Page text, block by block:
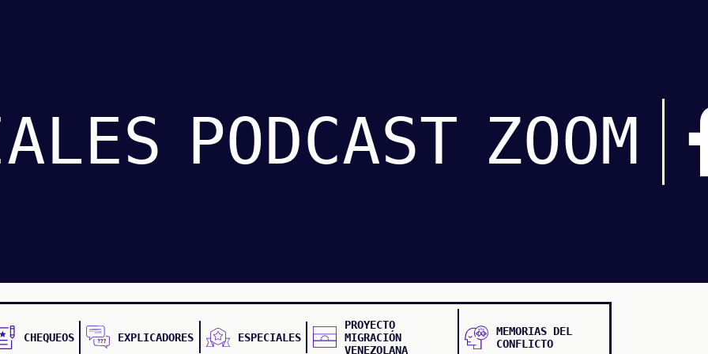
PODCAST ZOOM
CHEQUEOS EXPLICADORES ESPECIALES
PROYECTO
MIGRACIÓN
VENEZOLANA
MEMORIAS DEL
CONFLICTO